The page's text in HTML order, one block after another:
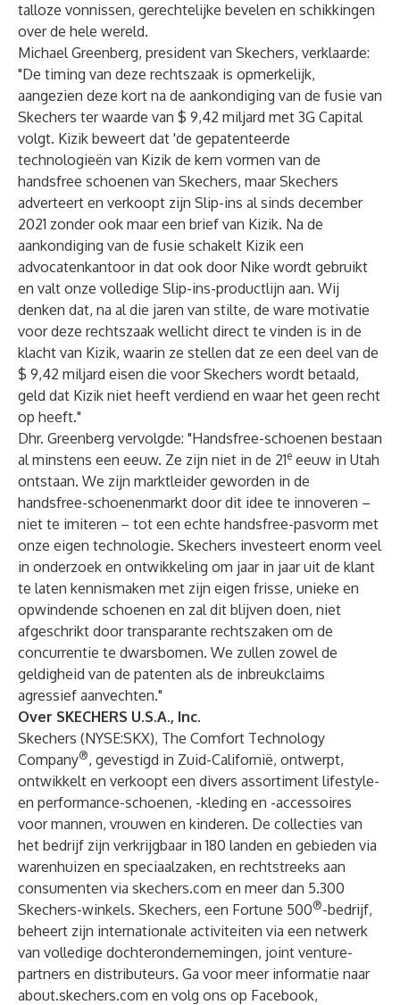
talloze vonnissen, gerechtelijke bevelen en schikkingen
over de hele wereld.
Michael Greenberg, president van Skechers, verklaarde:
"De timing van deze rechtszaak is opmerkelijk,
aangezien deze kort na de aankondiging van de fusie van
Skechers ter waarde van $ 9,42 miljard met 3G Capital
volgt. Kizik beweert dat 'de gepatenteerde
technologieën van Kizik de kern vormen van de
handsfree schoenen van Skechers, maar Skechers
adverteert en verkoopt zijn Slip-ins al sinds december
2021 zonder ook maar een brief van Kizik. Na de
aankondiging van de fusie schakelt Kizik een
advocatenkantoor in dat ook door Nike wordt gebruikt
en valt onze volledige Slip-ins-productlijn aan. Wij
denken dat, na al die jaren van stilte, de ware motivatie
voor deze rechtszaak wellicht direct te vinden is in de
klacht van Kizik, waarin ze stellen dat ze een deel van de
$ 9,42 miljard eisen die voor Skechers wordt betaald,
geld dat Kizik niet heeft verdiend en waar het geen recht
op heeft."
Dhr. Greenberg vervolgde: "Handsfree-schoenen bestaan
al minstens een eeuw. Ze zijn niet in de 21e eeuw in Utah
ontstaan. We zijn marktleider geworden in de
handsfree-schoenenmarkt door dit idee te innoveren –
niet te imiteren – tot een echte handsfree-pasvorm met
onze eigen technologie. Skechers investeert enorm veel
in onderzoek en ontwikkeling om jaar in jaar uit de klant
te laten kennismaken met zijn eigen frisse, unieke en
opwindende schoenen en zal dit blijven doen, niet
afgeschrikt door transparante rechtszaken om de
concurrentie te dwarsbomen. We zullen zowel de
geldigheid van de patenten als de inbreukclaims
agressief aanvechten."
Over SKECHERS U.S.A., Inc.
Skechers (NYSE:SKX), The Comfort Technology
Company®, gevestigd in Zuid-Californië, ontwerpt,
ontwikkelt en verkoopt een divers assortiment lifestyle-
en performance-schoenen, -kleding en -accessoires
voor mannen, vrouwen en kinderen. De collecties van
het bedrijf zijn verkrijgbaar in 180 landen en gebieden via
warenhuizen en speciaalzaken, en rechtstreeks aan
consumenten via skechers.com en meer dan 5.300
Skechers-winkels. Skechers, een Fortune 500®-bedrijf,
beheert zijn internationale activiteiten via een netwerk
van volledige dochterondernemingen, joint venture-
partners en distributeurs. Ga voor meer informatie naar
about.skechers.com en volg ons op Facebook,